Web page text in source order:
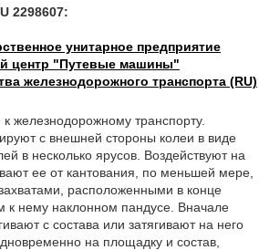
2298607:
унитарное предприятие
центр "Путевые машины"
железнодорожного транспорта (RU)
железнодорожному транспорту.
с внешней стороны колеи в виде
в несколько ярусов. Воздействуют на
ее от кантования, по меньшей мере,
расположенными в конце
к нему наклонном пандусе. Вначале
с состава или затягивают на него
на площадку и состав,